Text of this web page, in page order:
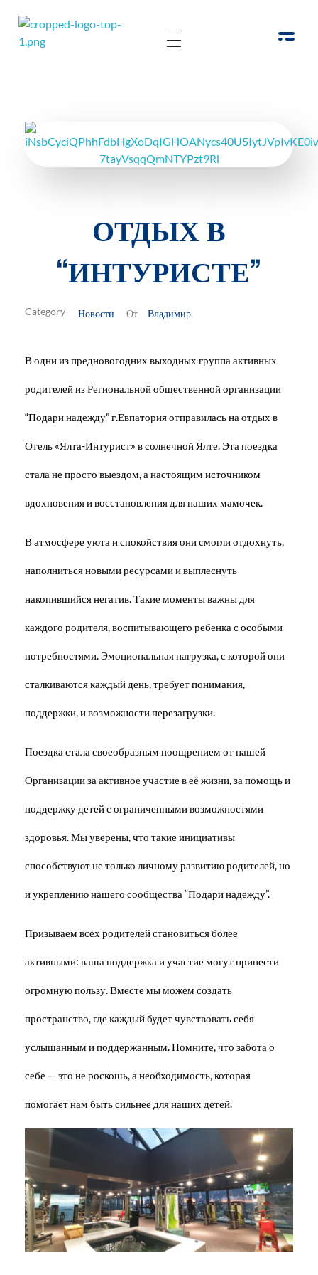
ОТДЫХ В
“ИНТУРИСТЕ”
От Владимир
Новости
В одни из предновогодних выходных группа активных
родителей из Региональной общественной организации
“Подари надежду” г.Евпатория отправилась на отдых в
Отель «Ялта-Интурист» в солнечной Ялте. Эта поездка
стала не просто выездом, а настоящим источником
вдохновения и восстановления для наших мамочек.
В атмосфере уюта и спокойствия они смогли отдохнуть,
наполниться новыми ресурсами и выплеснуть
накопившийся негатив. Такие моменты важны для
каждого родителя, воспитывающего ребенка с особыми
потребностями. Эмоциональная нагрузка, с которой они
сталкиваются каждый день, требует понимания,
поддержки, и возможности перезагрузки.
Поездка стала своеобразным поощрением от нашей
Организации за активное участие в её жизни, за помощь и
поддержку детей с ограниченными возможностями
здоровья. Мы уверены, что такие инициативы
способствуют не только личному развитию родителей, но
и укреплению нашего сообщества “Подари надежду”.
Призываем всех родителей становиться более
активными: ваша поддержка и участие могут принести
огромную пользу. Вместе мы можем создать
пространство, где каждый будет чувствовать себя
услышанным и поддержанным. Помните, что забота о
себе — это не роскошь, а необходимость, которая
помогает нам быть сильнее для наших детей.